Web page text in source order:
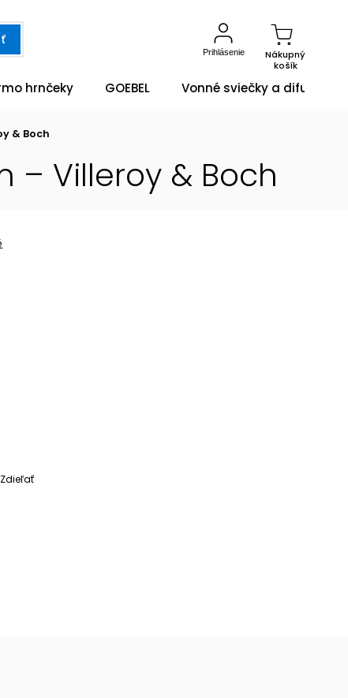
Nákupný
košík
Prihlásenie
hrnčeky GOEBEL Vonné sviečky a difuzéry
& Boch
– Villeroy & Boch
Zdieľať